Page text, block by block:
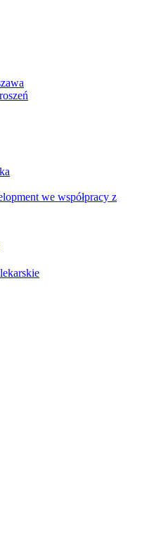
we współpracy z